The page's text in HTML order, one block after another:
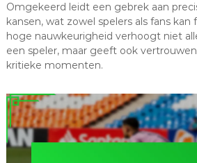
Omgekeerd leidt een gebrek aan
kansen, wat zowel spelers als fans
hoge nauwkeurigheid verhoogt niet
een speler, maar geeft ook
kritieke momenten.